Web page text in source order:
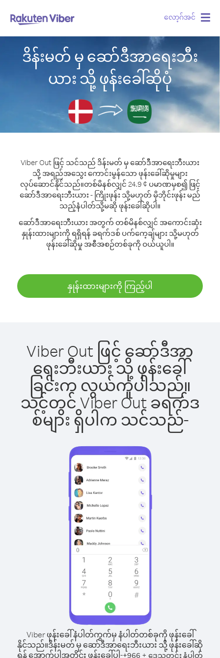
လော့ဂ်အင်
ဒိန်းမတ် မှ ဆော်ဒီအာရေးဘီး
ယား သို့ ဖုန်းခေါ်ဆိုပုံ
Viber Out ဖြင့် သင်သည် ဒိန်းမတ် မှ ဆော်ဒီအာရေးဘီးယား
သို့ အရည်အသွေး ကောင်းမွန်သော ဖုန်းခေါ်ဆိုမှုများ
လုပ်ဆောင်နိုင်သည်။တစ်မိနစ်လျှင် 24.9 ¢ ပမာဏမှစ၍ ဖြင့်
ဆော်ဒီအာရေးဘီးယား - ကြိုးဖုန်း သို့မဟုတ် မိုဘိုင်းဖုန်း မည်
သည့်နံပါတ်သို့မဆို ဖုန်းခေါ်ဆိုပါ။
ဆော်ဒီအာရေးဘီးယား အတွက် တစ်မိနစ်လျှင် အကောင်းဆုံး
နှုန်းထားများကို ရရှိရန် ခရက်ဒစ် ပက်ကေ့ချ်များ သို့မဟုတ်
ဖုန်းခေါ်ဆိုမှု အစီအစဉ်တစ်ခုကို ဝယ်ယူပါ။
နှုန်းထားများကို ကြည့်ပါ
Viber Out ဖြင့် ဆော်ဒီအာ
ရေးဘီးယား သို့ ဖုန်းခေါ်
ခြင်းက လွယ်ကူပါသည်။
သင့်တွင် Viber Out ခရက်ဒ
စ်များ ရှိပါက သင်သည်-
Viber ဖုန်းခေါ်နံပါတ်ကွက်မှ နံပါတ်တစ်ခုကို ဖုန်းခေါ်
နိုင်သည်။ဒိန်းမတ် မှ ဆော်ဒီအာရေးဘီးယား သို့ ဖုန်းခေါ်ဆို
ရန် အောက်ပါအတိုင်း ဖုန်းခေါ်ပါ-+966 + ဒေသတွင်း နံပါတ်